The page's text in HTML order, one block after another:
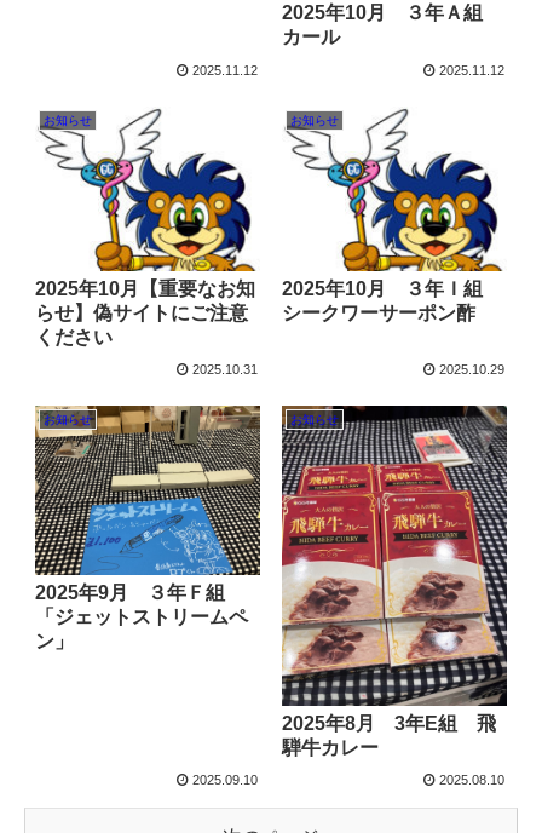
2025.11.12
2025年10月 ３年Ａ組
カール
2025.11.12
お知らせ
2025年10月【重要なお知
らせ】偽サイトにご注意
ください
2025.10.31
お知らせ
2025年10月 ３年Ｉ組
シークワーサーポン酢
2025.10.29
お知らせ
2025年9月 ３年Ｆ組
「ジェットストリームペ
ン」
2025.09.10
お知らせ
2025年8月 3年E組 飛
騨牛カレー
2025.08.10